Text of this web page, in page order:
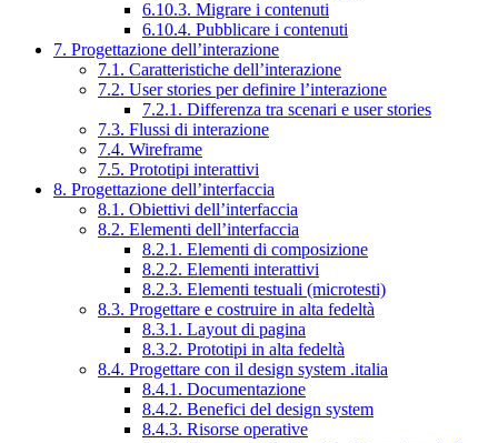
6.10.3. Migrare i contenuti
6.10.4. Pubblicare i contenuti
7. Progettazione dell’interazione
7.1. Caratteristiche dell’interazione
7.2. User stories per definire l’interazione
7.2.1. Differenza tra scenari e user stories
7.3. Flussi di interazione
7.4. Wireframe
7.5. Prototipi interattivi
8. Progettazione dell’interfaccia
8.1. Obiettivi dell’interfaccia
8.2. Elementi dell’interfaccia
8.2.1. Elementi di composizione
8.2.2. Elementi interattivi
8.2.3. Elementi testuali (microtesti)
8.3. Progettare e costruire in alta fedeltà
8.3.1. Layout di pagina
8.3.2. Prototipi in alta fedeltà
8.4. Progettare con il design system .italia
8.4.1. Documentazione
8.4.2. Benefici del design system
8.4.3. Risorse operative